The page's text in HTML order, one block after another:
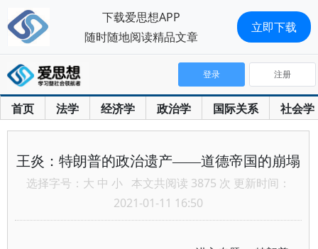
首页 法学 经济学 政治学 国际关系 社会学
登录 注册
王炎：特朗普的政治遗产——道德帝国的崩塌
选择字号： 大 中 小 本文共阅读 3875 次 更新时间：
2021-01-11 16:50
下载爱思想APP
随时随地阅读精品文章
立即下载